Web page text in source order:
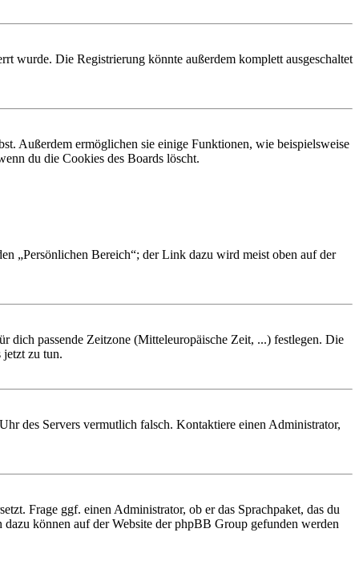
wurde. Die Registrierung könnte außerdem komplett ausgeschaltet
Außerdem ermöglichen sie einige Funktionen, wie beispielsweise
du die Cookies des Boards löscht.
„Persönlichen Bereich“; der Link dazu wird meist oben auf der
dich passende Zeitzone (Mitteleuropäische Zeit, ...) festlegen. Die
jetzt zu tun.
des Servers vermutlich falsch. Kontaktiere einen Administrator,
Frage ggf. einen Administrator, ob er das Sprachpaket, das du
können auf der Website der phpBB Group gefunden werden